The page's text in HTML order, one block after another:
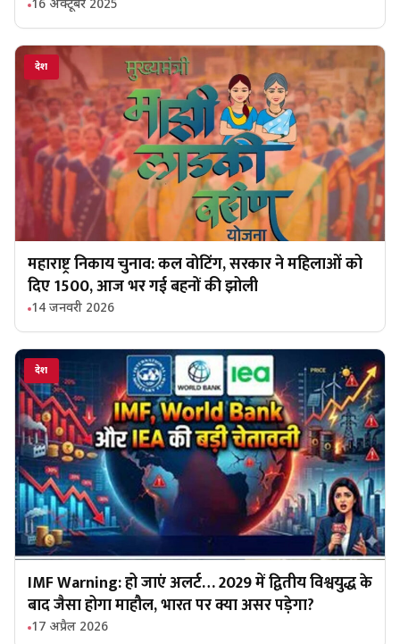
16 अक्टूबर 2025
देश
महाराष्ट्र निकाय चुनाव: कल वोटिंग, सरकार ने महिलाओं को
दिए ₹1500, आज भर गई बहनों की झोली
14 जनवरी 2026
देश
IMF Warning: हो जाएं अलर्ट… 2029 में द्वितीय विश्वयुद्ध के
बाद जैसा होगा माहौल, भारत पर क्या असर पड़ेगा?
17 अप्रैल 2026